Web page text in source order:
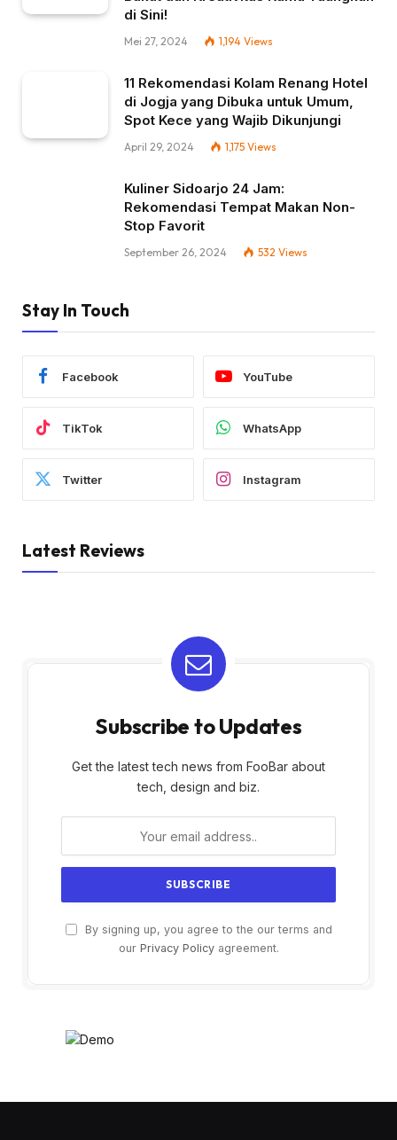
di Sini!
Mei 27, 2024 1,194 Views
11 Rekomendasi Kolam Renang Hotel
di Jogja yang Dibuka untuk Umum,
Spot Kece yang Wajib Dikunjungi
April 29, 2024 1,175 Views
Kuliner Sidoarjo 24 Jam:
Rekomendasi Tempat Makan Non-
Stop Favorit
September 26, 2024 532 Views
Stay In Touch
Facebook YouTube
TikTok WhatsApp
Twitter Instagram
Latest Reviews
Subscribe to Updates
Get the latest tech news from FooBar about
tech, design and biz.
By signing up, you agree to the our terms and
our Privacy Policyagreement.